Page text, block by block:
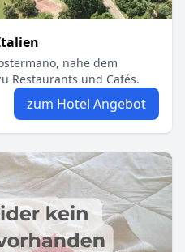
nahe dem
Restaurants und Cafés.
zum Hotel Angebot